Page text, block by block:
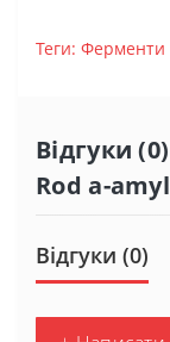
Теги: Ферменти
Відгуки
Rod a-
Відгуки (0)